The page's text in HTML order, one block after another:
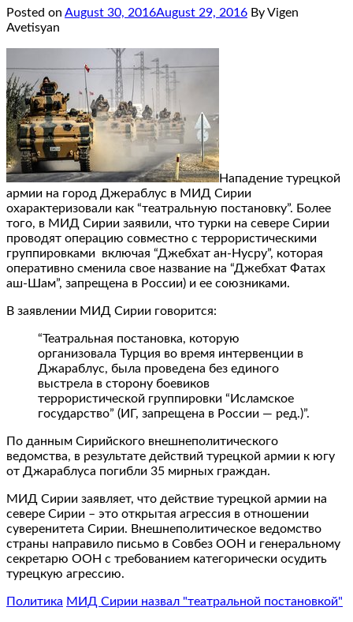
Posted on August 30, 2016August 29, 2016 By Vigen
Avetisyan
Нападение турецкой
армии на город Джераблус в МИД Сирии
охарактеризовали как “театральную постановку”. Более
того, в МИД Сирии заявили, что турки на севере Сирии
проводят операцию совместно с террористическими
группировками включая “Джебхат ан-Нусру”, которая
оперативно сменила свое название на “Джебхат Фатах
аш-Шам”, запрещена в России) и ее союзниками.
В заявлении МИД Сирии говорится:
“Театральная постановка, которую
организовала Турция во время интервенции в
Джараблус, была проведена без единого
выстрела в сторону боевиков
террористической группировки “Исламское
государство” (ИГ, запрещена в России — ред.)”.
По данным Сирийского внешнеполитического
ведомства, в результате действий турецкой армии к югу
от Джараблуса погибли 35 мирных граждан.
МИД Сирии заявляет, что действие турецкой армии на
севере Сирии – это открытая агрессия в отношении
суверенитета Сирии. Внешнеполитическое ведомство
страны направило письмо в Совбез ООН и генеральному
секретарю ООН с требованием категорически осудить
турецкую агрессию.
Политика МИД Сирии назвал "театральной постановкой"